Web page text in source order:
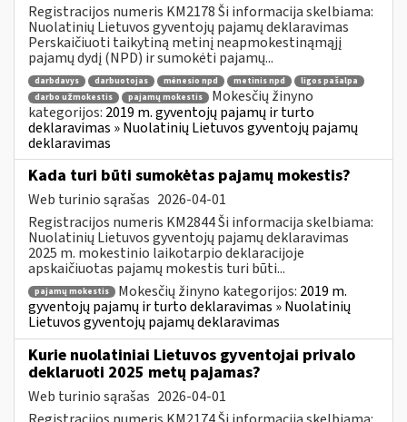
Registracijos numeris KM2178 Ši informacija skelbiama:
Nuolatinių Lietuvos gyventojų pajamų deklaravimas
Perskaičiuoti taikytiną metinį neapmokestinąmąjį
pajamų dydį (NPD) ir sumokėti pajamų...
darbdavys darbuotojas mėnesio npd metinis npd
ligos pašalpa
darbo užmokestis
pajamų mokestis
Mokesčių žinyno
kategorijos: 2019 m. gyventojų pajamų ir turto
deklaravimas » Nuolatinių Lietuvos gyventojų pajamų
deklaravimas
Kada turi būti sumokėtas pajamų mokestis?
Web turinio sąrašas 2026-04-01
Registracijos numeris KM2844 Ši informacija skelbiama:
Nuolatinių Lietuvos gyventojų pajamų deklaravimas
2025 m. mokestinio laikotarpio deklaracijoje
apskaičiuotas pajamų mokestis turi būti...
pajamų mokestis Mokesčių žinyno kategorijos: 2019 m.
gyventojų pajamų ir turto deklaravimas » Nuolatinių
Lietuvos gyventojų pajamų deklaravimas
Kurie nuolatiniai Lietuvos gyventojai privalo
deklaruoti 2025 metų pajamas?
Web turinio sąrašas 2026-04-01